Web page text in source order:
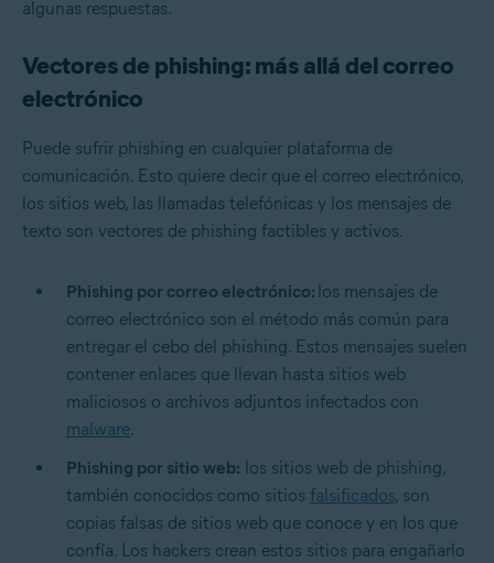
algunas respuestas.
Vectores de phishing: más allá del correo
electrónico
Puede sufrir phishing en cualquier plataforma de
comunicación. Esto quiere decir que el correo electrónico,
los sitios web, las llamadas telefónicas y los mensajes de
texto son vectores de phishing factibles y activos.
Phishing por correo electrónico: los mensajes de
correo electrónico son el método más común para
entregar el cebo del phishing. Estos mensajes suelen
contener enlaces que llevan hasta sitios web
maliciosos o archivos adjuntos infectados con
malware.
Phishing por sitio web: los sitios web de phishing,
también conocidos como sitios falsificados, son
copias falsas de sitios web que conoce y en los que
confía. Los hackers crean estos sitios para engañarlo